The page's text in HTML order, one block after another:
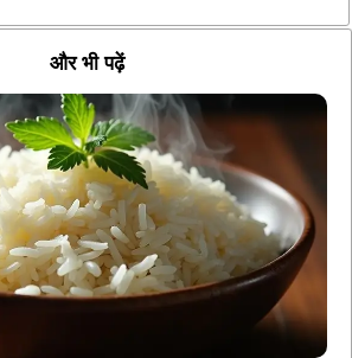
और भी पढ़ें